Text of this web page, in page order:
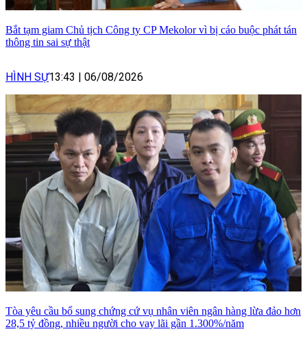
Bắt tạm giam Chủ tịch Công ty CP Mekolor vì bị cáo buộc phát tán
thông tin sai sự thật
HÌNH SỰ13:43 06/08/2026
Tòa yêu cầu bổ sung chứng cứ vụ nhân viên ngân hàng lừa đảo hơn
28,5 tỷ đồng, nhiều người cho vay lãi gần 1.300%/năm